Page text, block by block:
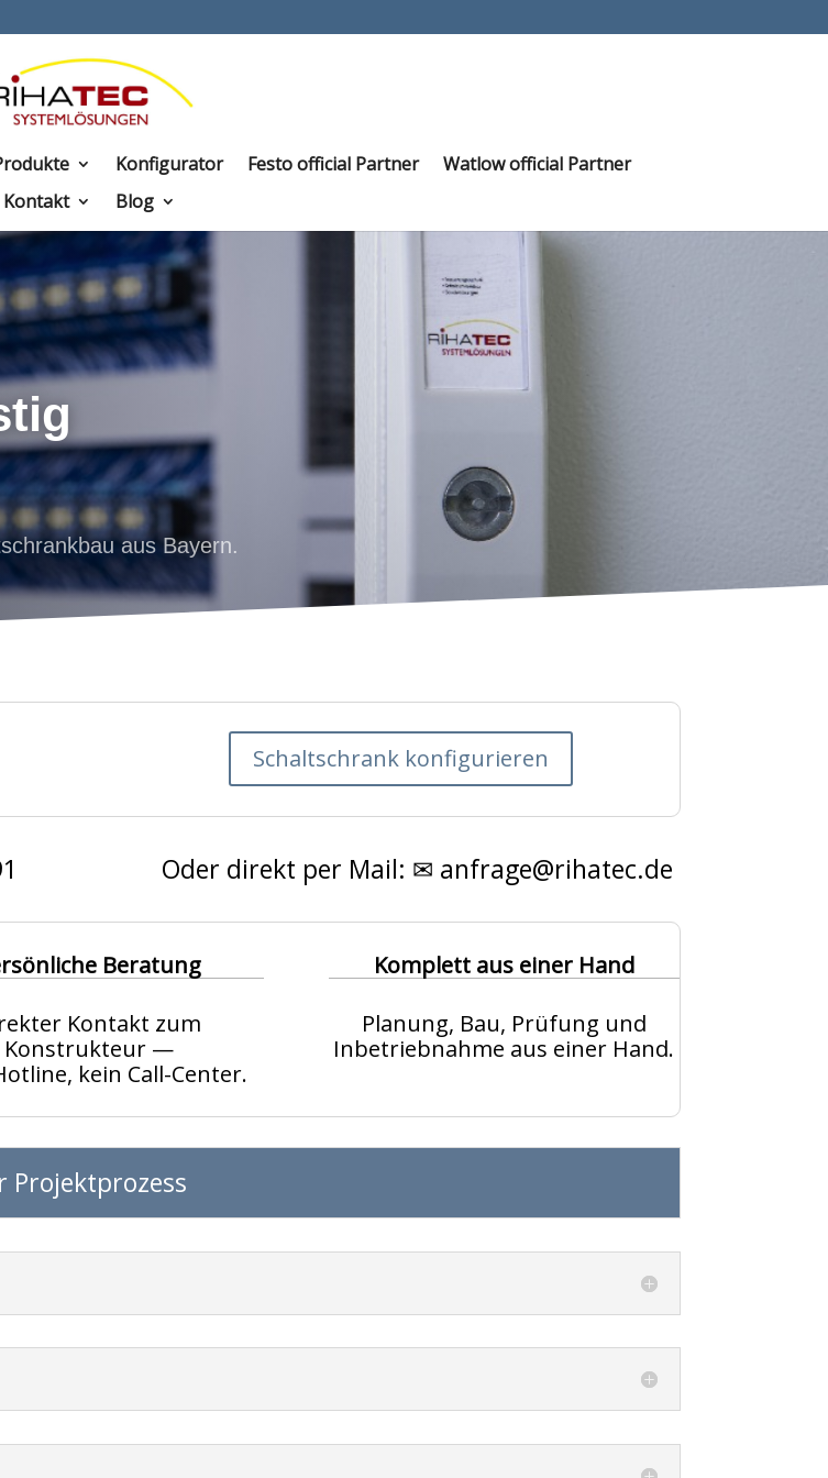
Konfigurator Festo official Partner
Watlow official Partner
Kontakt
Blog
aus Bayern.
Schaltschrank konfigurieren
Oder direkt per Mail: ✉ anfrage@rihatec.de
Beratung
Kontakt zum
Konstrukteur —
kein Call-Center.
Komplett aus einer Hand
Planung, Bau, Prüfung und
Inbetriebnahme aus einer Hand.
Projektprozess